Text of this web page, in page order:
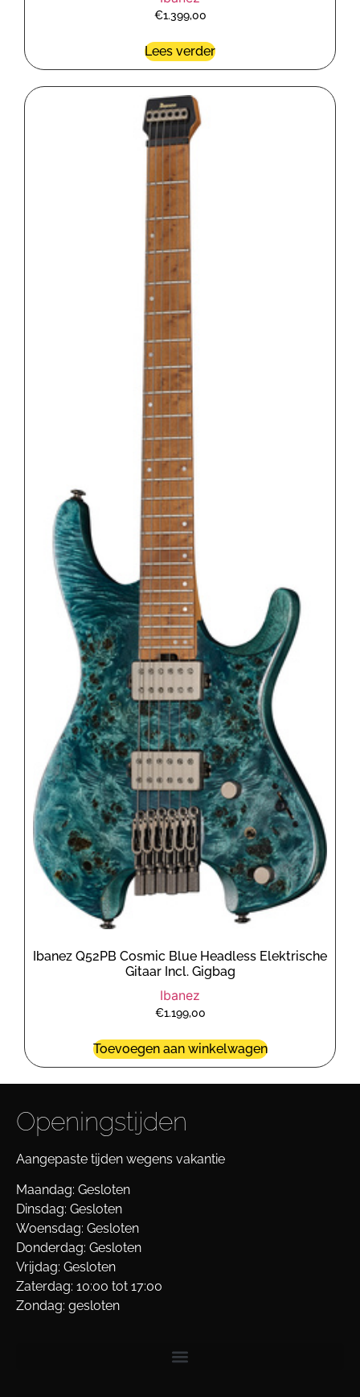
€1.399,00
Lees verder
Ibanez Q52PB Cosmic Blue Headless Elektrische
Gitaar Incl. Gigbag
Ibanez
€1.199,00
Toevoegen aan winkelwagen
Openingstijden
Aangepaste tijden wegens vakantie
Maandag: Gesloten
Dinsdag: Gesloten
Woensdag: Gesloten
Donderdag: Gesloten
Vrijdag: Gesloten
Zaterdag: 10:00 tot 17:00
Zondag: gesloten